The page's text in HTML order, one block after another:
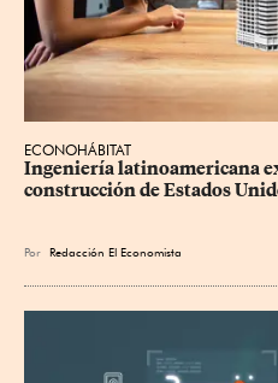
ECONOHÁBITAT
Ingeniería latinoamericana
construcción de Estados
Por Redacción El Economista